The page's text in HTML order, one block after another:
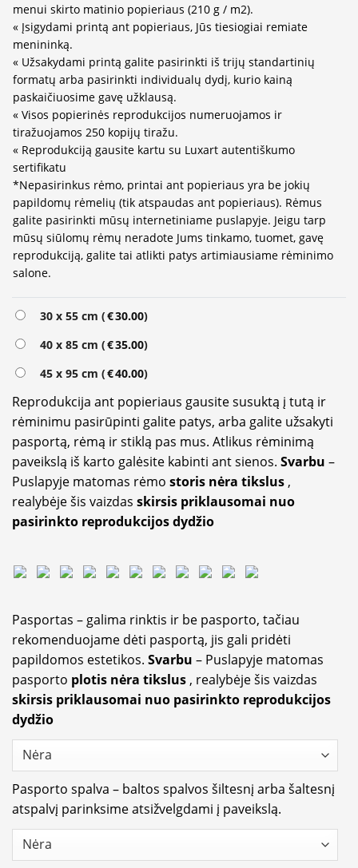
menui skirto matinio popieriaus (210 g / m2).
« Įsigydami printą ant popieriaus, Jūs tiesiogiai remiate
menininką.
« Užsakydami printą galite pasirinkti iš trijų standartinių
formatų arba pasirinkti individualų dydį, kurio kainą
paskaičiuosime gavę užklausą.
« Visos popierinės reprodukcijos numeruojamos ir
tiražuojamos 250 kopijų tiražu.
« Reprodukciją gausite kartu su Luxart autentiškumo
sertifikatu
*Nepasirinkus rėmo, printai ant popieriaus yra be jokių
papildomų rėmelių (tik atspaudas ant popieriaus). Rėmus
galite pasirinkti mūsų internetiniame puslapyje. Jeigu tarp
mūsų siūlomų rėmų neradote Jums tinkamo, tuomet, gavę
reprodukciją, galite tai atlikti patys artimiausiame rėminimo
salone.
30 x 55 cm (€30.00)
40 x 85 cm (€35.00)
45 x 95 cm (€40.00)
Reprodukcija ant popieriaus gausite susuktą į tutą ir
rėminimu pasirūpinti galite patys, arba galite užsakyti
pasportą, rėmą ir stiklą pas mus. Atlikus rėminimą
paveikslą iš karto galėsite kabinti ant sienos. Svarbu –
Puslapyje matomas rėmo storis nėra tikslus ,
realybėje šis vaizdas skirsis priklausomai nuo
pasirinkto reprodukcijos dydžio
Pasportas – galima rinktis ir be pasporto, tačiau
rekomenduojame dėti pasportą, jis gali pridėti
papildomos estetikos. Svarbu – Puslapyje matomas
pasporto plotis nėra tikslus , realybėje šis vaizdas
skirsis priklausomai nuo pasirinkto reprodukcijos
dydžio
Pasporto spalva – baltos spalvos šiltesnį arba šaltesnį
atspalvį parinksime atsižvelgdami į paveikslą.
Alternative: